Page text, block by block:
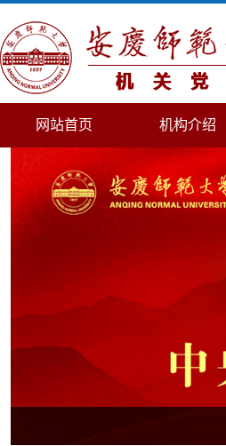
网站首页 机构介绍